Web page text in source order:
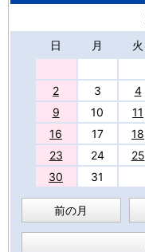
日 月 火
2
3 4
9
10 11
16
17 18
23
24 25
30
31
前の月